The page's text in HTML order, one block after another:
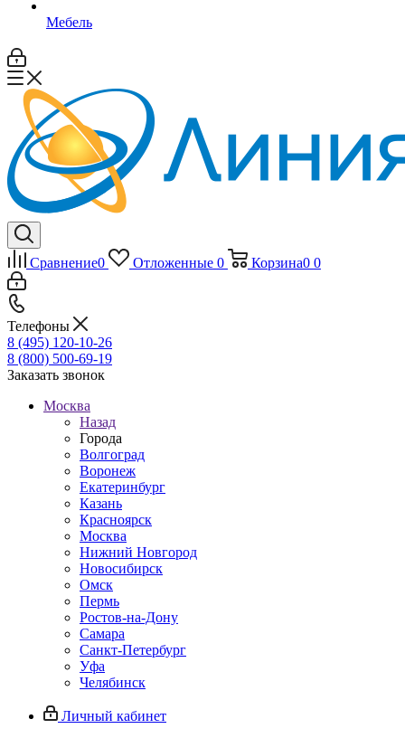
Мебель
Сравнение0 Отложенные 0 Корзина0 0
Телефоны
8 (495) 120-10-26
8 (800) 500-69-19
Заказать звонок
Москва
Назад
Города
Волгоград
Воронеж
Екатеринбург
Казань
Красноярск
Москва
Нижний Новгород
Новосибирск
Омск
Пермь
Ростов-на-Дону
Самара
Санкт-Петербург
Уфа
Челябинск
Личный кабинет